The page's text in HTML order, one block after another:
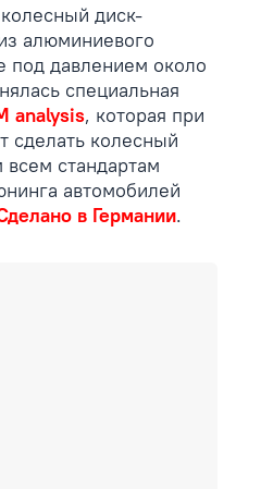
диск-
алюминиевого
под давлением около
специальная
analysis, которая при
сделать колесный
стандартам
автомобилей
в Германии.